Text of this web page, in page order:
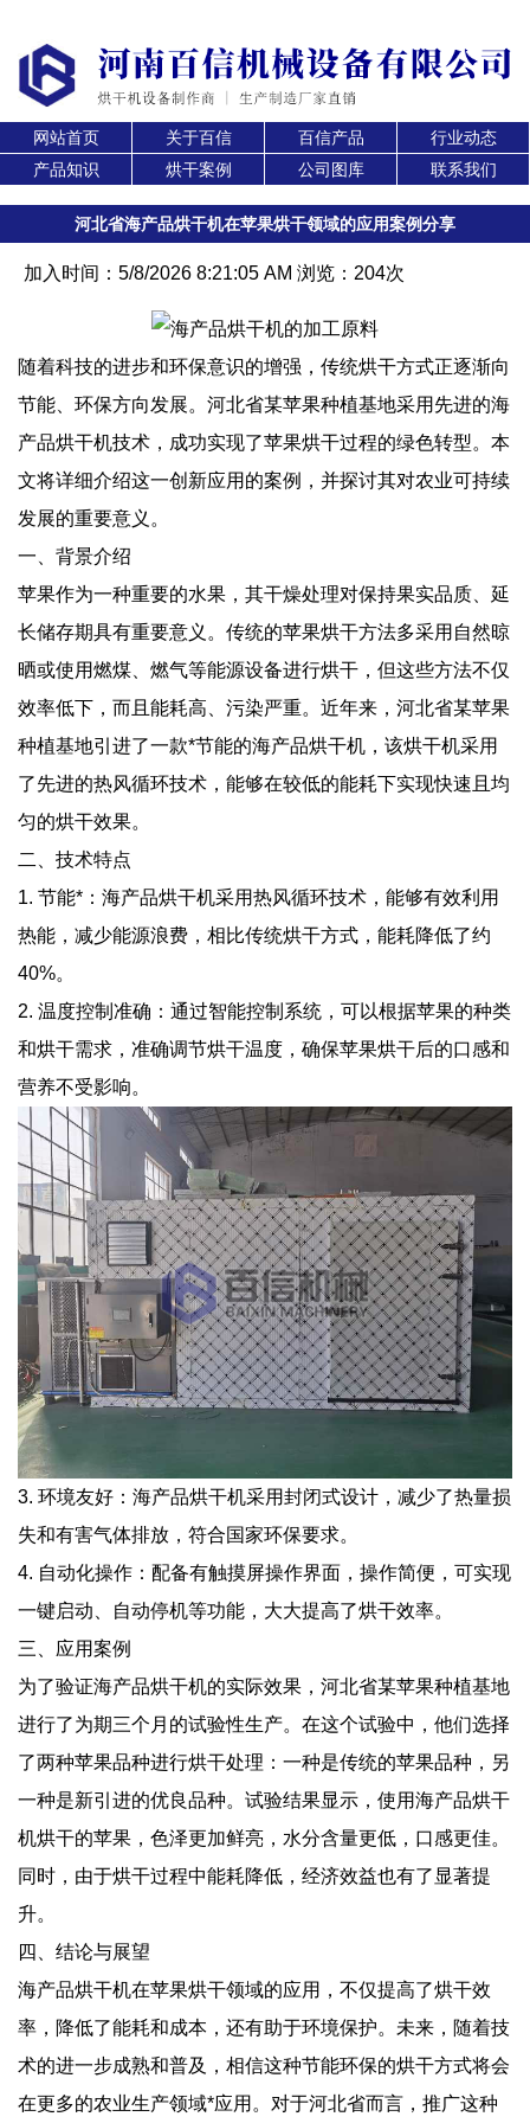
网站首页 关于百信 百信产品
行业动态
产品知识
烘干案例 公司图库 联系我们
河北省海产品烘干机在苹果烘干领域的应用案例分享
加入时间：5/8/2026 8:21:05 AM 浏览：204次
随着科技的进步和环保意识的增强，传统烘干方式正逐渐向
节能、环保方向发展。河北省某苹果种植基地采用先进的海
产品烘干机技术，成功实现了苹果烘干过程的绿色转型。本
文将详细介绍这一创新应用的案例，并探讨其对农业可持续
发展的重要意义。
一、背景介绍
苹果作为一种重要的水果，其干燥处理对保持果实品质、延
长储存期具有重要意义。传统的苹果烘干方法多采用自然晾
晒或使用燃煤、燃气等能源设备进行烘干，但这些方法不仅
效率低下，而且能耗高、污染严重。近年来，河北省某苹果
种植基地引进了一款*节能的海产品烘干机，该烘干机采用
了先进的热风循环技术，能够在较低的能耗下实现快速且均
匀的烘干效果。
二、技术特点
1. 节能*：海产品烘干机采用热风循环技术，能够有效利用
热能，减少能源浪费，相比传统烘干方式，能耗降低了约
40%。
2. 温度控制准确：通过智能控制系统，可以根据苹果的种类
和烘干需求，准确调节烘干温度，确保苹果烘干后的口感和
营养不受影响。
3. 环境友好：海产品烘干机采用封闭式设计，减少了热量损
失和有害气体排放，符合国家环保要求。
4. 自动化操作：配备有触摸屏操作界面，操作简便，可实现
一键启动、自动停机等功能，大大提高了烘干效率。
三、应用案例
为了验证海产品烘干机的实际效果，河北省某苹果种植基地
进行了为期三个月的试验性生产。在这个试验中，他们选择
了两种苹果品种进行烘干处理：一种是传统的苹果品种，另
一种是新引进的优良品种。试验结果显示，使用海产品烘干
机烘干的苹果，色泽更加鲜亮，水分含量更低，口感更佳。
同时，由于烘干过程中能耗降低，经济效益也有了显著提
升。
四、结论与展望
海产品烘干机在苹果烘干领域的应用，不仅提高了烘干效
率，降低了能耗和成本，还有助于环境保护。未来，随着技
术的进一步成熟和普及，相信这种节能环保的烘干方式将会
在更多的农业生产领域*应用。对于河北省而言，推广这种